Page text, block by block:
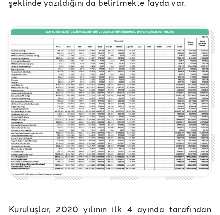
şeklinde yazıldığını da belirtmekte fayda var.
Kuruluşlar, 2020 yılının ilk 4 ayında tarafından